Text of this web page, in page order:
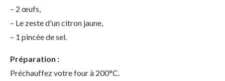
– 2 œufs,
– Le zeste d'un citron jaune,
– 1 pincée de sel.
Préparation :
Préchauffez votre four à 200°C.